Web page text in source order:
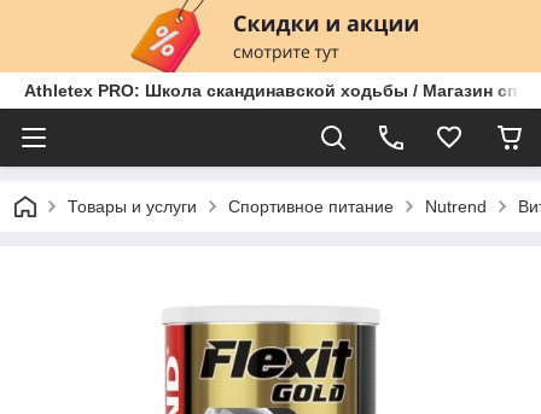
Athletex PRO: Школа скандинавской ходьбы / Магазин
Товары и услуги Спортивное питание Nutrend